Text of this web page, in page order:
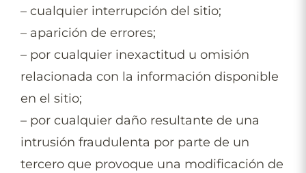
– cualquier interrupción del sitio;
– aparición de errores;
– por cualquier inexactitud u omisión
relacionada con la información disponible
en el sitio;
– por cualquier daño resultante de una
intrusión fraudulenta por parte de un
tercero que provoque una modificación de